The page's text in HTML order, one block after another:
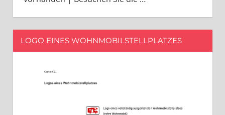
LOGO EINES WOHNMOBILSTELLPLATZES